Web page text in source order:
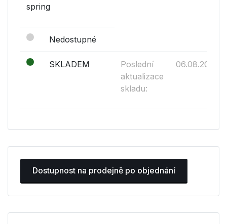
spring
Nedostupné
SKLADEM
Poslední
aktualizace
skladu:
06.08.2026
Dostupnost na prodejně po objednání